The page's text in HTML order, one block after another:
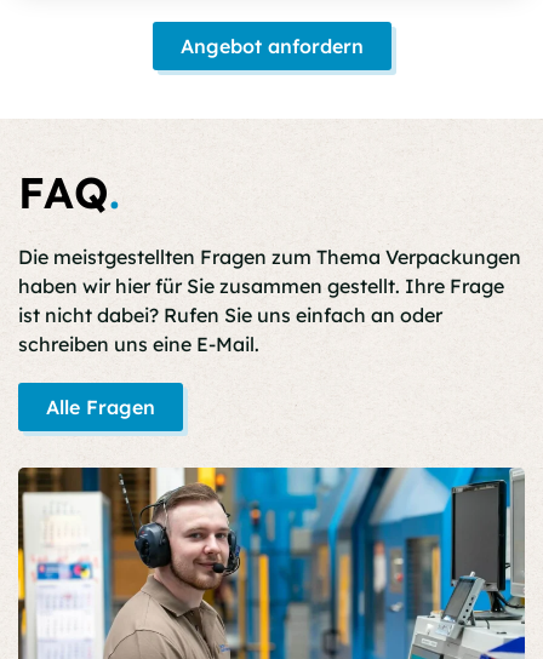
Angebot anfordern
FAQ.
Die meistgestellten Fragen zum Thema Verpackungen
haben wir hier für Sie zusammen gestellt. Ihre Frage
ist nicht dabei? Rufen Sie uns einfach an oder
schreiben uns eine E-Mail.
Alle Fragen